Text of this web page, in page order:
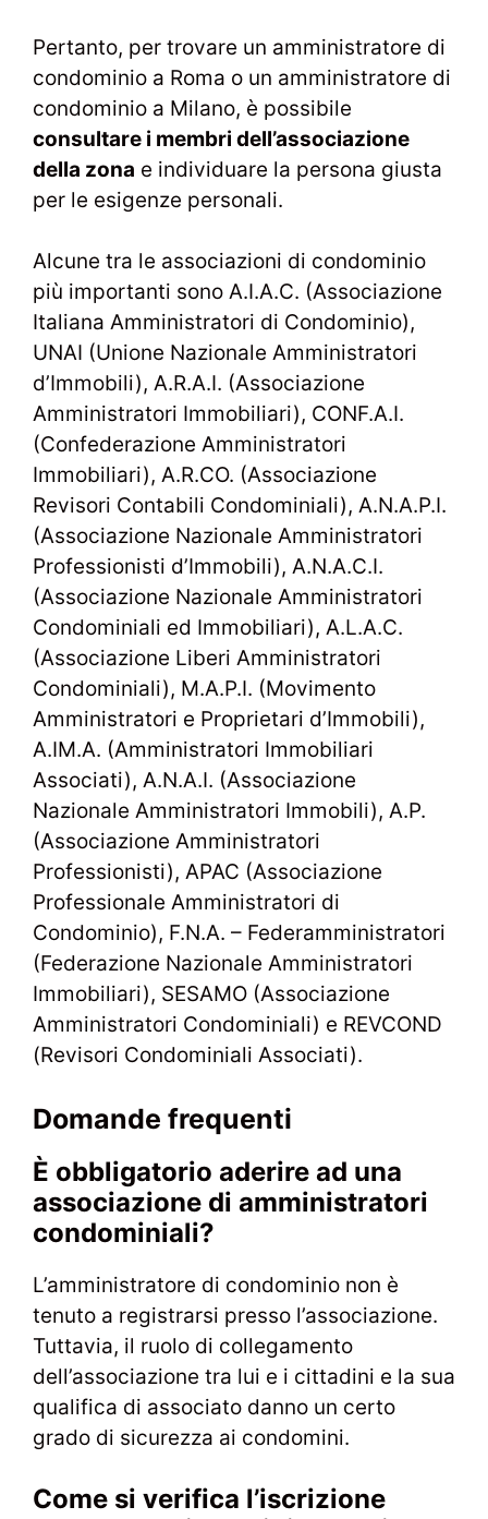
Pertanto, per trovare un amministratore di
condominio a Roma o un amministratore di
condominio a Milano, è possibile
consultare i membri dell’associazione
della zona e individuare la persona giusta
per le esigenze personali.
Alcune tra le associazioni di condominio
più importanti sono A.I.A.C. (Associazione
Italiana Amministratori di Condominio),
UNAI (Unione Nazionale Amministratori
d’Immobili), A.R.A.I. (Associazione
Amministratori Immobiliari), CONF.A.I.
(Confederazione Amministratori
Immobiliari), A.R.CO. (Associazione
Revisori Contabili Condominiali), A.N.A.P.I.
(Associazione Nazionale Amministratori
Professionisti d’Immobili), A.N.A.C.I.
(Associazione Nazionale Amministratori
Condominiali ed Immobiliari), A.L.A.C.
(Associazione Liberi Amministratori
Condominiali), M.A.P.I. (Movimento
Amministratori e Proprietari d’Immobili),
A.IM.A. (Amministratori Immobiliari
Associati), A.N.A.I. (Associazione
Nazionale Amministratori Immobili), A.P.
(Associazione Amministratori
Professionisti), APAC (Associazione
Professionale Amministratori di
Condominio), F.N.A. – Federamministratori
(Federazione Nazionale Amministratori
Immobiliari), SESAMO (Associazione
Amministratori Condominiali) e REVCOND
(Revisori Condominiali Associati).
Domande frequenti
È obbligatorio aderire ad una
associazione di amministratori
condominiali?
L’amministratore di condominio non è
tenuto a registrarsi presso l’associazione.
Tuttavia, il ruolo di collegamento
dell’associazione tra lui e i cittadini e la sua
qualifica di associato danno un certo
grado di sicurezza ai condomini.
Come si verifica l’iscrizione